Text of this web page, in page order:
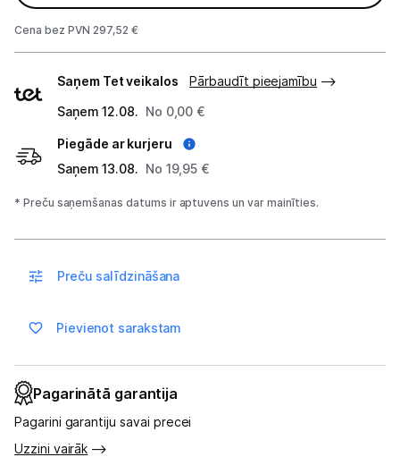
Klimata iekārtas
Skaistumkopšana
Sports un atpūta
Ražotāju atjaunota tehnika
Piegāde un apmaksa
Tehnikas izvešana
Cena bez PVN 297,52 €
veidi
Saņem Tet veikalos
Pārbaudīt pieejamību
Saņem 12.08. No 0,00 €
Piegāde ar kurjeru
Saņem 13.08. No 19,95 €
* Preču saņemšanas datums ir aptuvens un var mainīties.
Preču salīdzināšana
Pievienot sarakstam
Pagarinātā garantija
Pagarini garantiju savai precei
Uzzini vairāk